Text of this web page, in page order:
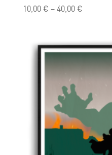
10,00€ –40,00€